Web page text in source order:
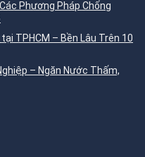
Phương Pháp Chống
TPHCM – Bền Lâu Trên 10
– Ngăn Nước Thấm,